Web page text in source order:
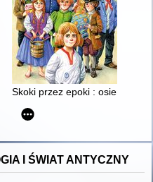
Skoki przez epoki : osiem
I ŚWIAT ANTYCZNY